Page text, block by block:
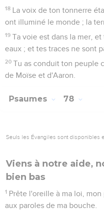
18 La voix de ton tonnerre
ont illuminé le monde ; la
19 Ta voie est dans la mer,
eaux ; et tes traces ne sont
20 Tu as conduit ton peuple
de Moïse et d'Aaron.
Psaumes 78
Seuls les Évangiles sont disponibles
Viens à notre aide,
bien bas
1 Prête l'oreille à ma loi,
aux paroles de ma bouche.